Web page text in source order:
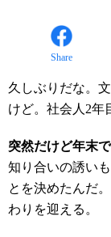
Share
久しぶりだな。
けど。社会人2年
突然だけど年末
知り合いの誘い
とを決めたんだ
わりを迎える。